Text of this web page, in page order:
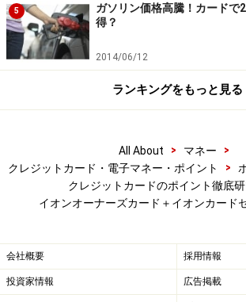
5
ガソリン価格高騰！カードで
得？
2014/06/12
ランキングをもっと見る
All About > マネー
>
クレジットカード・電子マネー・ポイント
>
クレジットカードのポイント徹底研
イオンオーナーズカード＋イオンカード
会社概要 採用情報
投資家情報 広告掲載